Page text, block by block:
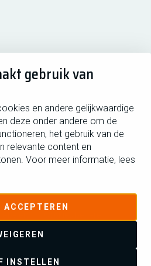
gebruik van
en andere gelijkwaardige
deze onder andere om de
het gebruik van de
relevante content en
Voor meer informatie, lees
ACCEPTEREN
INSTELLEN
DNV iso/iec 27001